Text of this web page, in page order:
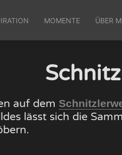
MOMENTE ÜBER
auf dem
lässt sich die